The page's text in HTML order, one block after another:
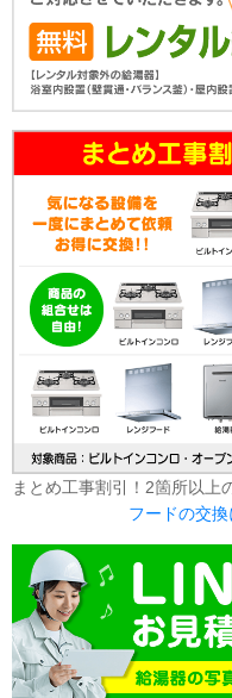
まとめ工事割引！2箇所以上
フードの交